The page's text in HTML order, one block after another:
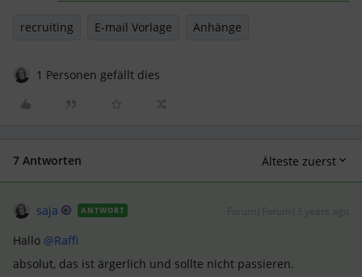
recruiting E-mail Vorlage Anhänge
1 Personen gefällt dies
7 Antworten Älteste zuerst
saja ANTWORT
Hallo @Raffi
absolut, das ist ärgerlich und sollte nicht passieren.